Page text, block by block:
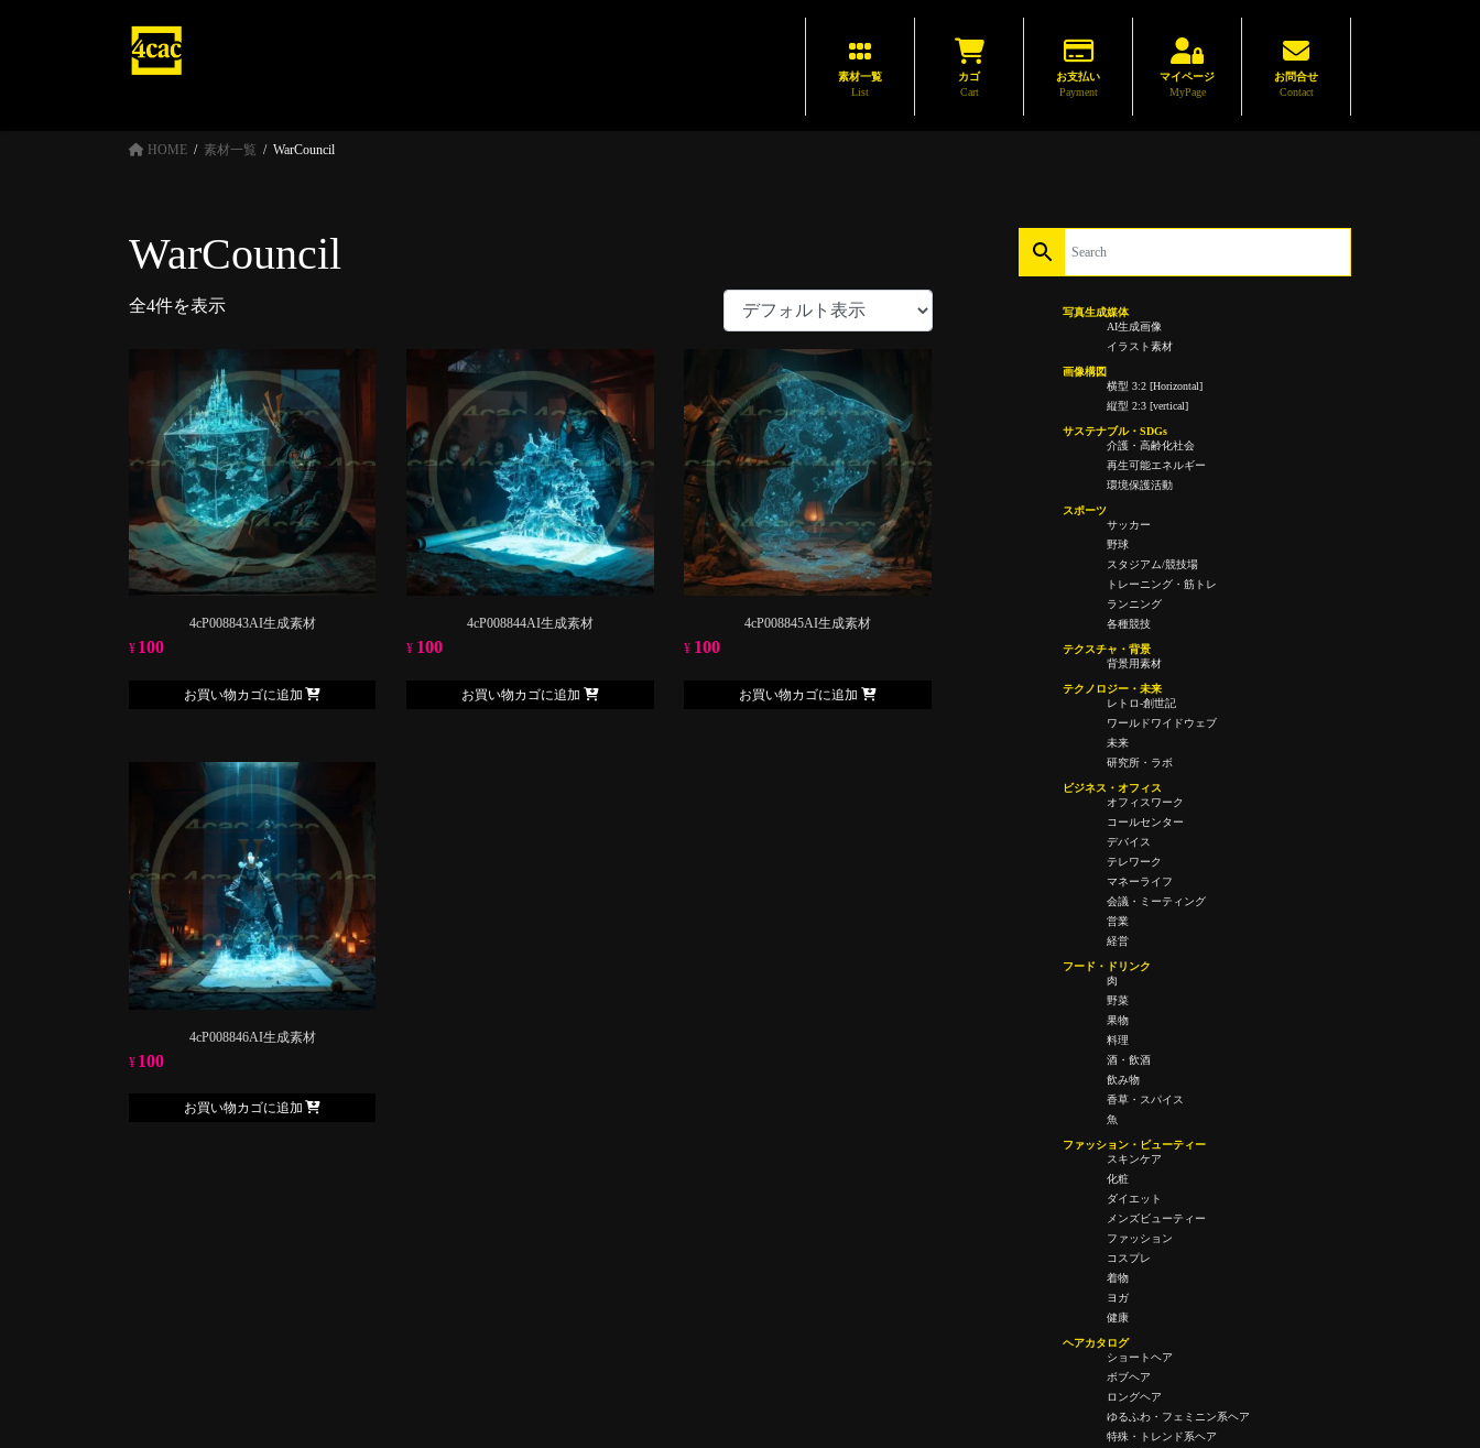
素材一覧
List
カゴ
Cart
お支払い
Payment
マイページ
MyPage
お問合せ
Contact
HOME 素材一覧 WarCouncil
WarCouncil
全4件を表示
4cP008843AI生成素材
¥ 100
お買い物カゴに追加
4cP008844AI生成素材
¥ 100
お買い物カゴに追加
4cP008845AI生成素材
¥ 100
お買い物カゴに追加
4cP008846AI生成素材
¥ 100
お買い物カゴに追加
写真生成媒体
AI生成画像
イラスト素材
画像構図
横型 3:2 [Horizontal]
縦型 2:3 [vertical]
サステナブル・SDGs
介護・高齢化社会
再生可能エネルギー
環境保護活動
スポーツ
サッカー
野球
スタジアム/競技場
トレーニング・筋トレ
ランニング
各種競技
テクスチャ・背景
背景用素材
テクノロジー・未来
レトロ-創世記
ワールドワイドウェブ
未来
研究所・ラボ
ビジネス・オフィス
オフィスワーク
コールセンター
デバイス
テレワーク
マネーライフ
会議・ミーティング
営業
経営
フード・ドリンク
肉
野菜
果物
料理
酒・飲酒
飲み物
香草・スパイス
魚
ファッション・ビューティー
スキンケア
化粧
ダイエット
メンズビューティー
ファッション
コスプレ
着物
ヨガ
健康
ヘアカタログ
ショートヘア
ボブヘア
ロングヘア
ゆるふわ・フェミニン系ヘア
特殊・トレンド系ヘア